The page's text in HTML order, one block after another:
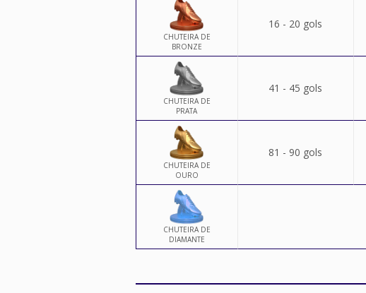
CHUTEIRA DE
BRONZE
16 - 20 gols
CHUTEIRA DE
PRATA
41 - 45 gols
CHUTEIRA DE
OURO
81 - 90 gols
CHUTEIRA DE
DIAMANTE